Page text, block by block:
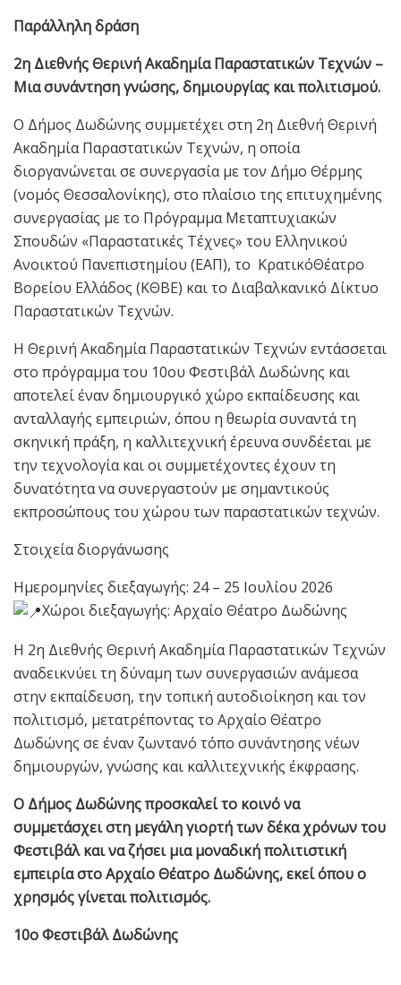
Παράλληλη δράση
2η Διεθνής Θερινή Ακαδημία Παραστατικών Τεχνών –
Μια συνάντηση γνώσης, δημιουργίας και πολιτισμού.
Ο Δήμος Δωδώνης συμμετέχει στη 2η Διεθνή Θερινή
Ακαδημία Παραστατικών Τεχνών, η οποία
διοργανώνεται σε συνεργασία με τον Δήμο Θέρμης
(νομός Θεσσαλονίκης), στο πλαίσιο της επιτυχημένης
συνεργασίας με το Πρόγραμμα Μεταπτυχιακών
Σπουδών «Παραστατικές Τέχνες» του Ελληνικού
Ανοικτού Πανεπιστημίου (ΕΑΠ), το ΚρατικόΘέατρο
Βορείου Ελλάδος (ΚΘΒΕ) και το Διαβαλκανικό Δίκτυο
Παραστατικών Τεχνών.
Η Θερινή Ακαδημία Παραστατικών Τεχνών εντάσσεται
στο πρόγραμμα του 10ου Φεστιβάλ Δωδώνης και
αποτελεί έναν δημιουργικό χώρο εκπαίδευσης και
ανταλλαγής εμπειριών, όπου η θεωρία συναντά τη
σκηνική πράξη, η καλλιτεχνική έρευνα συνδέεται με
την τεχνολογία και οι συμμετέχοντες έχουν τη
δυνατότητα να συνεργαστούν με σημαντικούς
εκπροσώπους του χώρου των παραστατικών τεχνών.
Στοιχεία διοργάνωσης
Ημερομηνίες διεξαγωγής: 24 – 25 Ιουλίου 2026
Χώροι διεξαγωγής: Αρχαίο Θέατρο Δωδώνης
Η 2η Διεθνής Θερινή Ακαδημία Παραστατικών Τεχνών
αναδεικνύει τη δύναμη των συνεργασιών ανάμεσα
στην εκπαίδευση, την τοπική αυτοδιοίκηση και τον
πολιτισμό, μετατρέποντας το Αρχαίο Θέατρο
Δωδώνης σε έναν ζωντανό τόπο συνάντησης νέων
δημιουργών, γνώσης και καλλιτεχνικής έκφρασης.
Ο Δήμος Δωδώνης προσκαλεί το κοινό να
συμμετάσχει στη μεγάλη γιορτή των δέκα χρόνων του
Φεστιβάλ και να ζήσει μια μοναδική πολιτιστική
εμπειρία στο Αρχαίο Θέατρο Δωδώνης, εκεί όπου ο
χρησμός γίνεται πολιτισμός.
10ο Φεστιβάλ Δωδώνης